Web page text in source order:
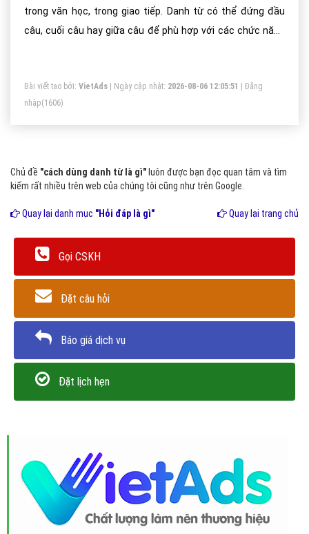
trong văn học, trong giao tiếp. Danh từ có thể đứng đầu
câu, cuối câu hay giữa câu để phù hợp với các chức năng
Bài viết tạo bởi: VietAds | Ngày cập nhật: 2026-08-06 12:05:51
Đăng
nhập(1606)
Chủ đề "cách dùng danh từ là gì" luôn được bạn đọc quan tâm và tìm
kiếm rất nhiều trên web của chúng tôi cũng như trên Google.
Quay lại danh mục "Hỏi đáp là gì" Quay lại trang chủ
Gọi CSKH
Đặt câu hỏi
Báo giá dịch vụ
Đặt lịch hẹn